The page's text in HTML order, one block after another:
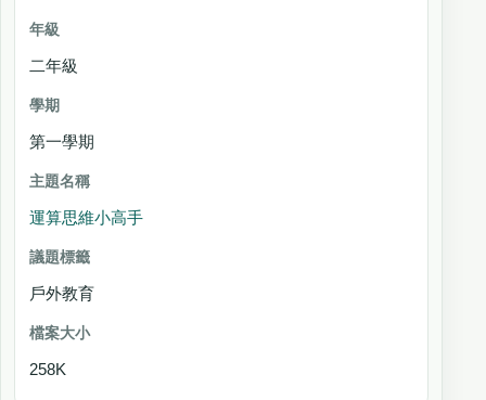
二年級
第一學期
運算思維小高手
戶外教育
258K